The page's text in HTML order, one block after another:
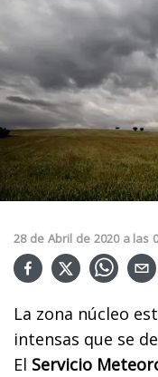
28 de Abril de 2020 a las
La zona núcleo
intensas que se
El Servicio